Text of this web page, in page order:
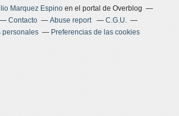
Marquez Espinoen el portal de Overblog
Contacto Abuse report
C.G.U.
personales
Preferencias de las cookies